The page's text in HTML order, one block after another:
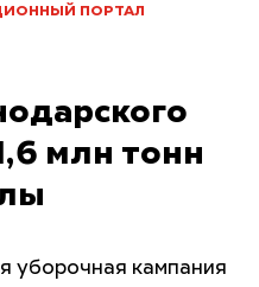
ПОРТАЛ
млн тонн
уборочная кампания